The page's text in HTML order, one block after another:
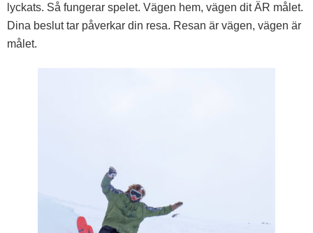
lyckats. Så fungerar spelet. Vägen hem, vägen dit ÄR målet.
Dina beslut tar påverkar din resa. Resan är vägen, vägen är
målet.